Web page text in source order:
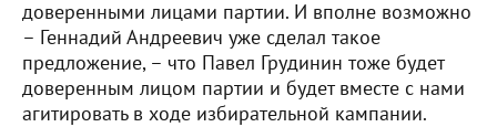
доверенными лицами партии. И вполне возможно
– Геннадий Андреевич уже сделал такое
предложение, – что Павел Грудинин тоже будет
доверенным лицом партии и будет вместе с нами
агитировать в ходе избирательной кампании.